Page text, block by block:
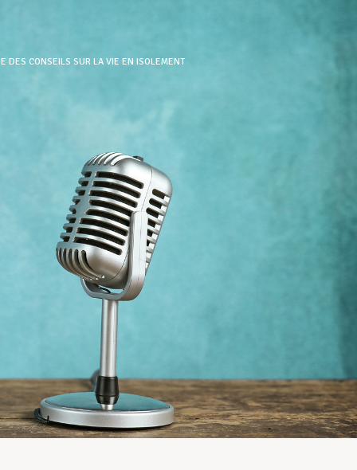
DES CONSEILS SUR LA VIE EN ISOLEMENT